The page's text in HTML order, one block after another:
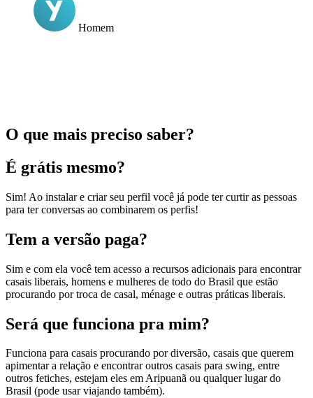
Homem
O que mais preciso saber?
É grátis mesmo?
Sim! Ao instalar e criar seu perfil você já pode ter curtir as pessoas
para ter conversas ao combinarem os perfis!
Tem a versão paga?
Sim e com ela você tem acesso a recursos adicionais para encontrar
casais liberais, homens e mulheres de todo do Brasil que estão
procurando por troca de casal, ménage e outras práticas liberais.
Será que funciona pra mim?
Funciona para casais procurando por diversão, casais que querem
apimentar a relação e encontrar outros casais para swing, entre
outros fetiches, estejam eles em Aripuanã ou qualquer lugar do
Brasil (pode usar viajando também).